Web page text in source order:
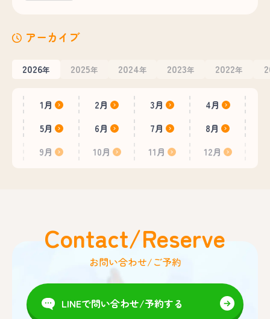
アーカイブ
2026年 2025年 2024年 2023年 2022年
1月 2月 3月
4月
5月
6月 7月
8月
9月
10月 11月 12月
Contact/Reserve
お問い合わせ/ご予約
LINEで問い合わせ/予約する